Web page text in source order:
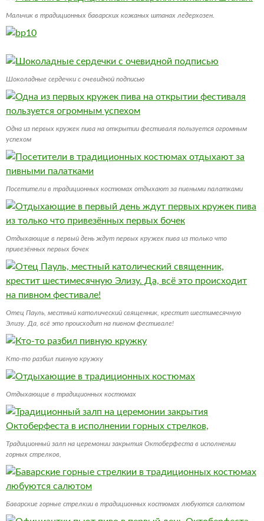
Мальчик в традиционных баварских кожаных штанах ледерхозен.
Шоколадные сердечки с очевидной подписью
Одна из первых кружек пива на открытии фестиваля пользуется огромным
успехом
Посетители в традиционных костюмах отдыхают за пивными палатками
Отдыхающие в первый день ждут первых кружек пива из только что
привезённых первых бочек
Отец Пауль, местный католический священник, крестит шестимесячную
Элизу. Да, всё это происходит на пивном фестивале!
Кто-то разбил пивную кружку
Отдыхающие в традиционных костюмах
Традиционный залп на церемонии закрытия Октоберфеста в исполнении
горных стрелков,
Баварские горные стрелкии в традиционных костюмах любуются салютом